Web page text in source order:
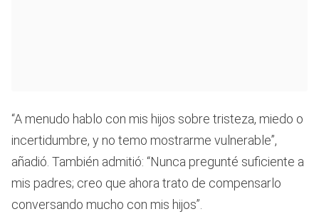
“A menudo hablo con mis hijos sobre tristeza, miedo o
incertidumbre, y no temo mostrarme vulnerable”,
añadió. También admitió: “Nunca pregunté suficiente a
mis padres; creo que ahora trato de compensarlo
conversando mucho con mis hijos”.